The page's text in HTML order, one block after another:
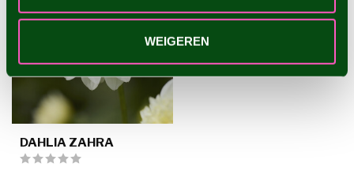
WEIGEREN
DAHLIA ZAHRA